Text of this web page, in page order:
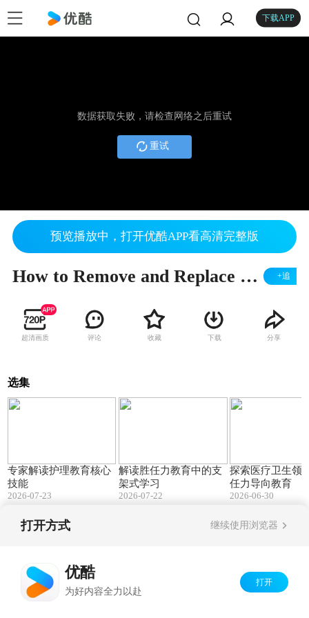
下载APP
数据获取失败，请检查网络之后重试
重试
预览播放中，打开优酷APP看高清完整版
How to Remove and Replace the IO Leg +追
超清画质 评论 收藏 下载 分享
选集
专家解读护理教育核心
技能
2026-07-23
解读胜任力教育中的支
架式学习
2026-07-22
探索医疗卫生领
任力导向教育
2026-06-30
打开方式 继续使用浏览器
优酷
为好内容全力以赴
打开